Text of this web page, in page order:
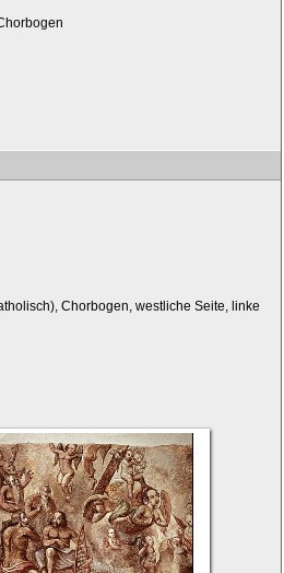
Chorbogen, westliche Seite, linke